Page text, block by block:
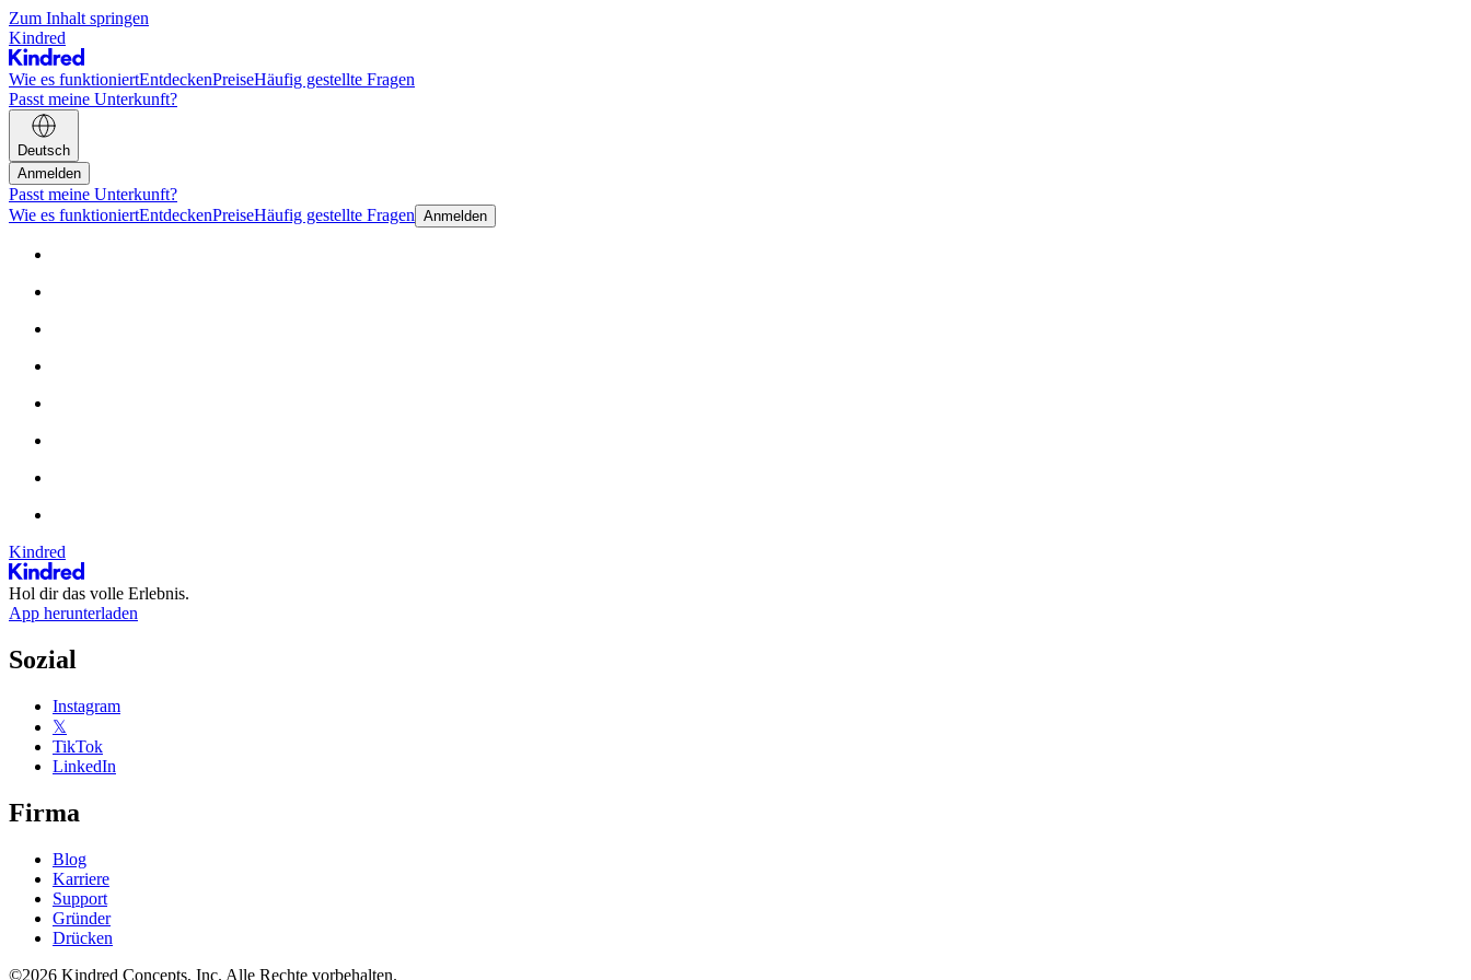
Zum Inhalt springen
Kindred
Wie es funktioniertEntdeckenPreiseHäufig gestellte Fragen
Passt meine Unterkunft?
Deutsch
Anmelden
Passt meine Unterkunft?
Wie es funktioniertEntdeckenPreiseHäufig gestellte Fragen Anmelden
Kindred
Hol dir das volle Erlebnis.
App herunterladen
Sozial
Instagram
𝕏
TikTok
LinkedIn
Firma
Blog
Karriere
Support
Gründer
Drücken
©2026 Kindred Concepts, Inc. Alle Rechte vorbehalten.